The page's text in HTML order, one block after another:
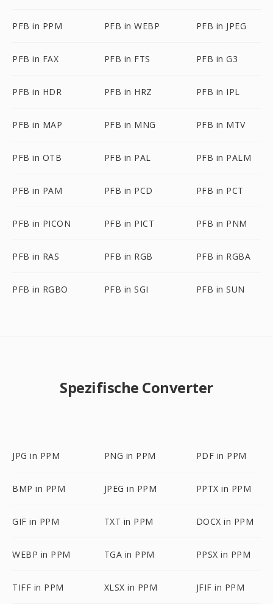
PFB in PPM PFB in WEBP PFB in JPEG
PFB in FAX PFB in FTS PFB in G3
PFB in HDR PFB in HRZ PFB in IPL
PFB in MAP PFB in MNG PFB in MTV
PFB in OTB PFB in PAL PFB in PALM
PFB in PAM PFB in PCD PFB in PCT
PFB in PICON PFB in PICT PFB in PNM
PFB in RAS PFB in RGB PFB in RGBA
PFB in RGBO PFB in SGI PFB in SUN
Spezifische Converter
JPG in PPM PNG in PPM PDF in PPM
BMP in PPM JPEG in PPM PPTX in PPM
GIF in PPM TXT in PPM DOCX in PPM
WEBP in PPM TGA in PPM PPSX in PPM
TIFF in PPM XLSX in PPM JFIF in PPM